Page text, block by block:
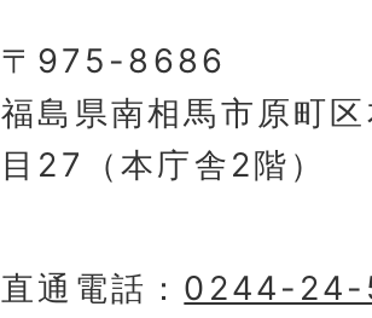
〒975-8686
福島県南相馬市原町
目27（本庁舎2階）
直通電話： 0244-